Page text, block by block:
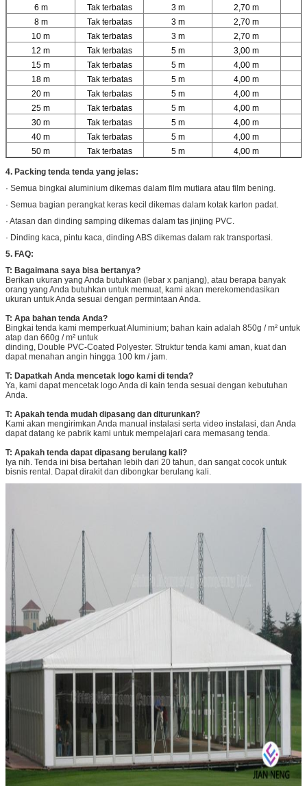
6 m Tak terbatas 3 m 2,70 m
8 m
Tak terbatas 3 m 2,70 m
10 m
Tak terbatas 3 m 2,70 m
12 m
Tak terbatas 5 m 3,00 m
15 m
Tak terbatas 5 m 4,00 m
18 m
Tak terbatas 5 m 4,00 m
20 m
Tak terbatas 5 m 4,00 m
25 m
Tak terbatas 5 m 4,00 m
30 m
Tak terbatas 5 m 4,00 m
40 m
Tak terbatas 5 m 4,00 m
50 m
Tak terbatas 5 m 4,00 m
4. Packing tenda tenda yang jelas:
· Semua bingkai aluminium dikemas dalam film mutiara atau film bening.
· Semua bagian perangkat keras kecil dikemas dalam kotak karton padat.
· Atasan dan dinding samping dikemas dalam tas jinjing PVC.
· Dinding kaca, pintu kaca, dinding ABS dikemas dalam rak transportasi.
5. FAQ:
T: Bagaimana saya bisa bertanya?
Berikan ukuran yang Anda butuhkan (lebar x panjang), atau berapa banyak
orang yang Anda butuhkan untuk memuat, kami akan merekomendasikan
ukuran untuk Anda sesuai dengan permintaan Anda.
T: Apa bahan tenda Anda?
Bingkai tenda kami memperkuat Aluminium; bahan kain adalah 850g / m² untuk
atap dan 660g / m² untuk
dinding, Double PVC-Coated Polyester. Struktur tenda kami aman, kuat dan
dapat menahan angin hingga 100 km / jam.
T: Dapatkah Anda mencetak logo kami di tenda?
Ya, kami dapat mencetak logo Anda di kain tenda sesuai dengan kebutuhan
Anda.
T: Apakah tenda mudah dipasang dan diturunkan?
Kami akan mengirimkan Anda manual instalasi serta video instalasi, dan Anda
dapat datang ke pabrik kami untuk mempelajari cara memasang tenda.
T: Apakah tenda dapat dipasang berulang kali?
Iya nih. Tenda ini bisa bertahan lebih dari 20 tahun, dan sangat cocok untuk
bisnis rental. Dapat dirakit dan dibongkar berulang kali.